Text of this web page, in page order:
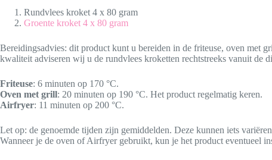
Rundvlees kroket 4 x 80 gram
Groente kroket 4 x 80 gram
Bereidingsadvies: dit product kunt u bereiden in de friteuse, oven met
kwaliteit adviseren wij u de rundvlees kroketten rechtstreeks vanuit de
Friteuse: 6 minuten op 170 °C.
Oven met grill: 20 minuten op 190 °C. Het product regelmatig keren.
Airfryer: 11 minuten op 200 °C.
Let op: de genoemde tijden zijn gemiddelden. Deze kunnen iets
Wanneer je de oven of Airfryer gebruikt, kun je het product eventueel